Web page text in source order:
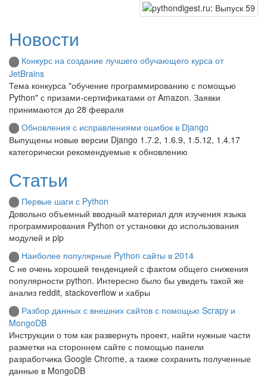
Новости
Конкурс на создание лучшего обучающего курса от
JetBrains
Тема конкурса "обучение программированию с помощью
Python" с призами-сертификатами от Amazon. Заявки
принимаются до 28 февраля
Обновления с исправлениями ошибок в Django
Выпущены новые версии Django 1.7.2, 1.6.9, 1.5.12, 1.4.17
категорически рекомендуемые к обновлению
Статьи
Первые шаги с Python
Довольно объемный вводный материал для изучения языка
программирования Python от установки до использования
модулей и pip
Наиболее популярные Python сайты в 2014
С не очень хорошей тенденцией с фактом общего снижения
популярности python. Интересно было бы увидеть такой же
анализ reddit, stackoverflow и хабры
Разбор данных с внешних сайтов с помощью Scrapy и
MongoDB
Инструкции о том как развернуть проект, найти нужные части
разметки на стороннем сайте с помощью панели
разработчика Google Chrome, а также сохранить полученные
данные в MongoDB